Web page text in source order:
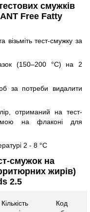
смужків
Free Fatty
тест-смужку за
(150–200 °C) на 2
за потреби видалити
отриманий на тест-
на флаконі для
2 - 8 °C
смужок на
жирів)
2.5
Кількість
Код